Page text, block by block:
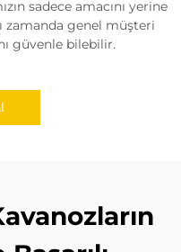
sadece amacını yerine
zamanda genel müşteri
güvenle bilebilir.